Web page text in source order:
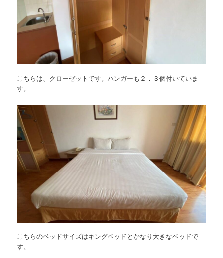
こちらは、クローゼットです。ハンガーも２．３個付いていま
す。
こちらのベッドサイズはキングベッドとかなり大きなベッドで
す。